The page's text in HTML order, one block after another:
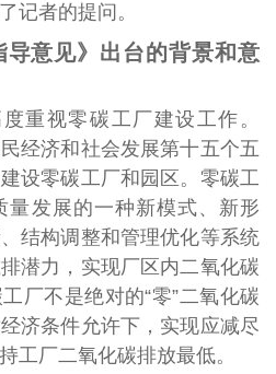
记者的提问。
意见》出台的背景和意
重视零碳工厂建设工作。
经济和社会发展第十五个五
设零碳工厂和园区。零碳工
量发展的一种新模式、新形
结构调整和管理优化等系统
潜力，实现厂区内二氧化碳
厂不是绝对的“零”二氧化碳
济条件允许下，实现应减尽
工厂二氧化碳排放最低。